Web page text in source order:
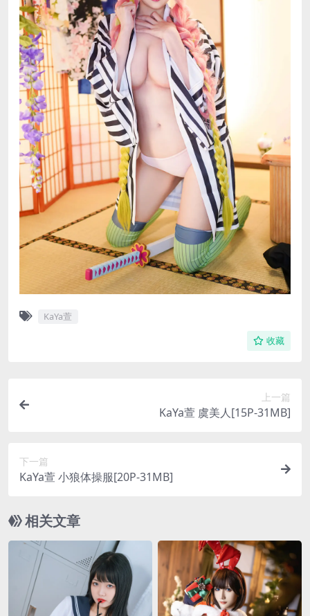
KaYa萱
收藏
上一篇
KaYa萱 虞美人[15P-31MB]
下一篇
KaYa萱 小狼体操服[20P-31MB]
相关文章